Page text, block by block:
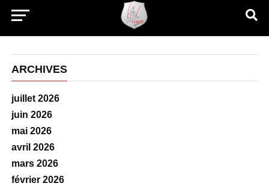
ARCHIVES
juillet 2026
juin 2026
mai 2026
avril 2026
mars 2026
février 2026